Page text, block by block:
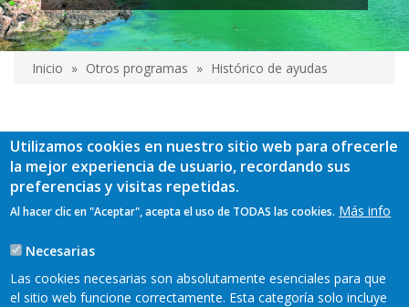
enlaces
de
ayuda
a
la
navegación
Inicio Otros programas Histórico de ayudas
Utilizamos cookies en nuestro sitio web para ofrecerle
la mejor experiencia de usuario, recordando sus
preferencias y visitas repetidas.
Al hacer clic en "Aceptar", acepta el uso de TODAS las cookies. Más info
Necesarias
Las cookies necesarias son absolutamente esenciales para que
el sitio web funcione correctamente. Esta categoría solo incluye